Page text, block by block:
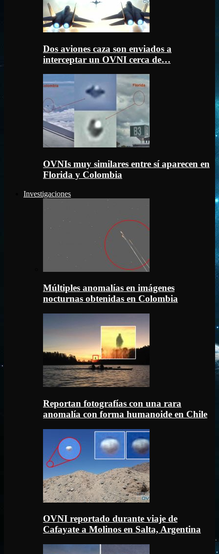
Dos aviones caza son enviados a
interceptar un OVNI cerca de…
OVNIs muy similares entre sí aparecen en
Florida y Colombia
Investigaciones
Múltiples anomalías en imágenes
nocturnas obtenidas en Colombia
Reportan fotografías con una rara
anomalía con forma humanoide en Chile
OVNI reportado durante viaje de
Cafayate a Molinos en Salta, Argentina